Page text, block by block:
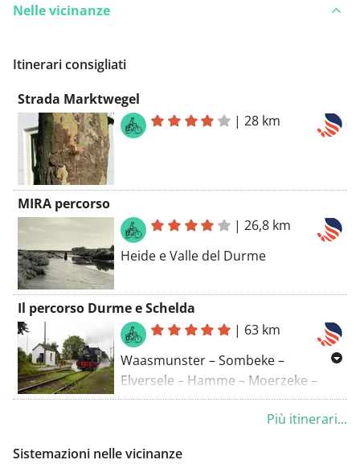
Nelle vicinanze
Itinerari consigliati
Strada Marktwegel
|28 km
MIRA percorso
|26,8 km
Heide e Valle del Durme
Il percorso Durme e Schelda
| 63 km
Waasmunster – Sombeke –
Elversele – Hamme – Moerzeke –
Waasmunster bellissimo percorso
in bicicletta lungo il Durme e loPiù itinerari...
Sistemazioni nelle vicinanze